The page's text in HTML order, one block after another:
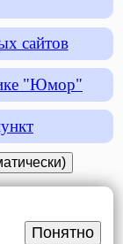
сайтов
"Юмор"
Понятно